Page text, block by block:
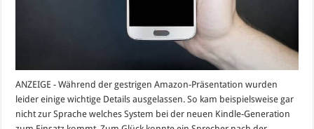
ANZEIGE - Während der gestrigen Amazon-Präsentation wurden
leider einige wichtige Details ausgelassen. So kam beispielsweise gar
nicht zur Sprache welches System bei der neuen Kindle-Generation